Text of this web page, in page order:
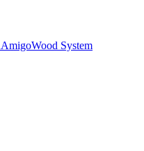
AmigoWood System